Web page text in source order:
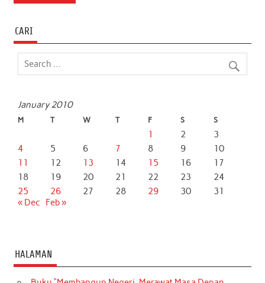
o
o
e
A
d
CARI
January 2010
M T W T F S S
1 2
3
4
5 6 7 8 9
10
11
12 13 14 15 16
17
18
19 20 21 22 23
24
25
26 27 28 29 30
31
« Dec
Feb »
HALAMAN